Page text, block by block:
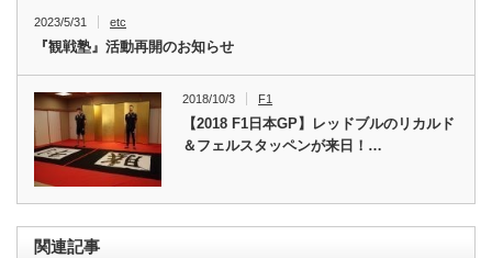
2023/5/31 etc
『観戦塾』活動再開のお知らせ
2018/10/3 F1
【2018 F1日本GP】レッドブルのリカルド
＆フェルスタッペンが来日！…
関連記事